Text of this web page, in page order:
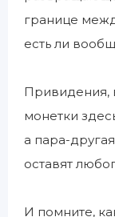
границе
есть ли
Привидения,
монетки
а пара-
оставят
И помните,